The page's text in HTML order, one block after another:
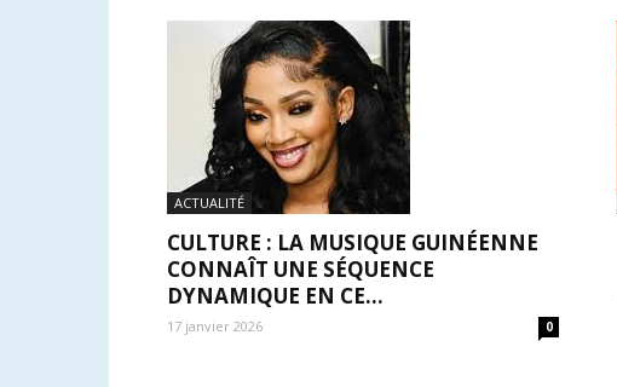
ACTUALITÉ
CULTURE : LA MUSIQUE GUINÉENNE
CONNAÎT UNE SÉQUENCE
DYNAMIQUE EN CE...
17 janvier 2026 0